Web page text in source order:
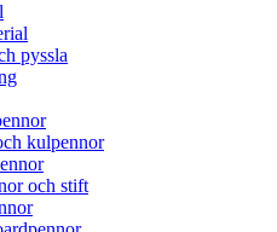
pyssla
kulpennor
och stift